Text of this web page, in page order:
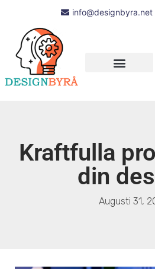
info@designbyra.net
Kraftfulla
din
Augusti 31,